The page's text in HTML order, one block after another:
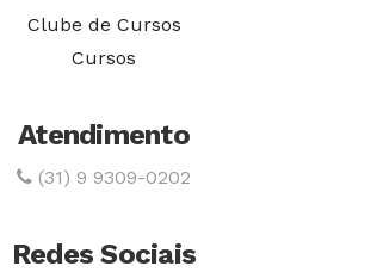
Clube de Cursos
Cursos
Atendimento
(31) 9 9309-0202
Redes Sociais